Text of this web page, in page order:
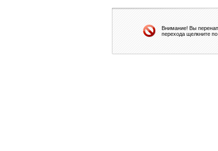
Внимание! Вы
перехода щелкните